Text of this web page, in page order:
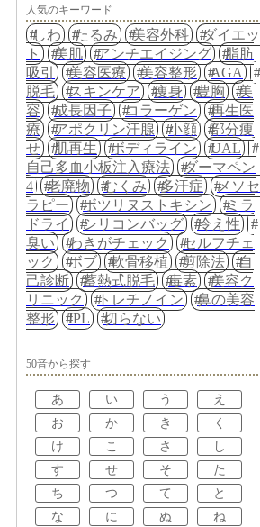
人気のキーワード
しわ たるみ 美容外科
ダイエッ
ト
美肌 アンチエイジング
脂肪
吸引
美容医療 美容整形
AGA
脱毛
スキンケア 痩身 豊胸
美
容
成長因子 コラーゲン
再生医
療
アポクリン汗腺 小顔
部分痩
せ
肌再生 ボディライン
UAL
自己多血小板注入療法
ダーマペン
4
老廃物 むくみ 多汗症
メソセ
ラピー
ボツリヌストキシン
ミラ
ドライ
シリコンバッグ
冷え性
臭い
わきがチェック
セルフチェ
ック
ボブ 軟骨移植 剪除法
自
己診断
蓄熱式脱毛 毒素
美容ク
リニック
トレチノイン
鼻の美容
整形
IPL 切らない
50音から探す
あ い う
え
お
か き
く
け
こ さ
し
す
せ そ
た
ち
つ て
と
な
に ぬ
ね